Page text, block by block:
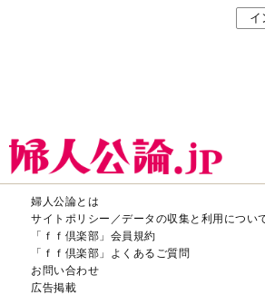
イ
婦人公論とは
サイトポリシー／データの収集と利用につい
「ｆｆ倶楽部」会員規約
「ｆｆ倶楽部」よくあるご質問
お問い合わせ
広告掲載